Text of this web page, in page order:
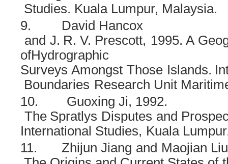
Studies. Kuala Lumpur, Malaysia.
9.
David Hancox
and J. R. V. Prescott, 1995. A
ofHydrographic
Surveys Amongst Those Islands.
Boundaries Research Unit
10.
Guoxing Ji, 1992.
The Spratlys Disputes and
International Studies, Kuala
11.
Zhijun Jiang and Maojian